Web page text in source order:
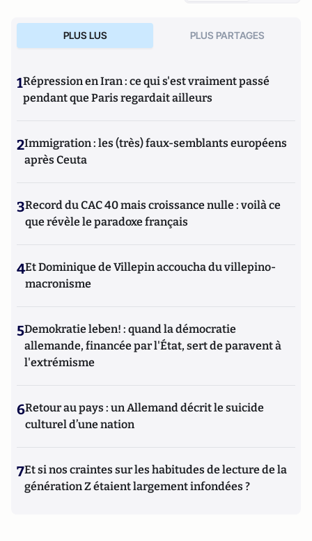
PLUS LUS PLUS PARTAGES
1Répression en Iran : ce qui s'est vraiment passé
pendant que Paris regardait ailleurs
2Immigration : les (très) faux-semblants européens
après Ceuta
3Record du CAC 40 mais croissance nulle : voilà ce
que révèle le paradoxe français
4Et Dominique de Villepin accoucha du villepino-
macronisme
5Demokratie leben! : quand la démocratie
allemande, financée par l'État, sert de paravent à
l'extrémisme
6Retour au pays : un Allemand décrit le suicide
culturel d’une nation
7Et si nos craintes sur les habitudes de lecture de la
génération Z étaient largement infondées ?